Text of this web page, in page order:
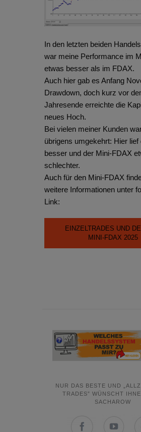
In den letzten beiden
war meine Performance im
etwas besser als im FDAX.
Auch hier gab es Anfang
Drawdown, doch kurz vor
Jahresende erreichte die
neues Hoch.
Bei vielen meiner Kunden
übrigens umgekehrt: Hier lief
besser und der Mini-FDAX
schlechter.
Auch für den Mini-FDAX
weitere Informationen unter
Link:
EINZELTRADES UND
MINI-FDAX 2025
NUR DAS BESTE UND
TRADES” WÜNSCHT
SACHAROW